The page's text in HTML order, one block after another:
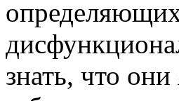
знать, что